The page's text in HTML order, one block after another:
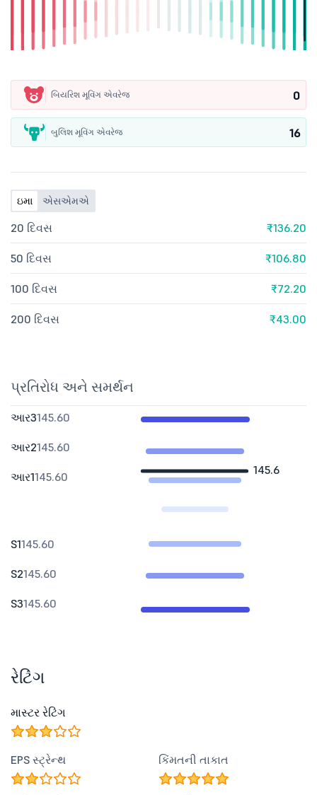
બિયરિશ મૂવિંગ એવરેજ 0
બુલિશ મૂવિંગ એવરેજ 16
ઇમા એસએમએ
20 દિવસ ₹136.20
50 દિવસ ₹106.80
100 દિવસ ₹72.20
200 દિવસ ₹43.00
પ્રતિરોધ અને સમર્થન
145.6
આર3145.60
આર2145.60
આર1145.60
S1145.60
S2145.60
S3145.60
રેટિંગ
માસ્ટર રેટિંગ
EPS સ્ટ્રેન્થ કિંમતની તાકાત